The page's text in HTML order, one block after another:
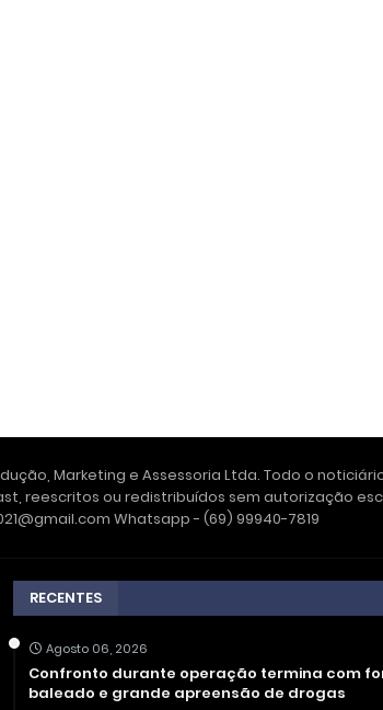
Marketing e Assessoria Ltda. Todo o
reescritos ou redistribuídos sem autorização
Whatsapp - (69) 99940-7819
RECENTES
Agosto 06, 2026
Confronto durante operação termina com
baleado e grande apreensão de drogas